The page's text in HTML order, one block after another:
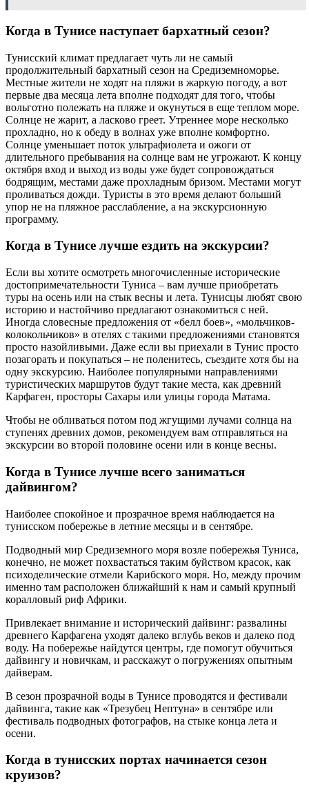
Когда в Тунисе наступает бархатный сезон?
Тунисский климат предлагает чуть ли не самый
продолжительный бархатный сезон на Средиземноморье.
Местные жители не ходят на пляжи в жаркую погоду, а вот
первые два месяца лета вполне подходят для того, чтобы
вольготно полежать на пляже и окунуться в еще теплом море.
Солнце не жарит, а ласково греет. Утреннее море несколько
прохладно, но к обеду в волнах уже вполне комфортно.
Солнце уменьшает поток ультрафиолета и ожоги от
длительного пребывания на солнце вам не угрожают. К концу
октября вход и выход из воды уже будет сопровождаться
бодрящим, местами даже прохладным бризом. Местами могут
проливаться дожди. Туристы в это время делают больший
упор не на пляжное расслабление, а на экскурсионную
программу.
Когда в Тунисе лучше ездить на экскурсии?
Если вы хотите осмотреть многочисленные исторические
достопримечательности Туниса – вам лучше приобретать
туры на осень или на стык весны и лета. Тунисцы любят свою
историю и настойчиво предлагают ознакомиться с ней.
Иногда словесные предложения от «белл боев», «мольчиков-
колокольчиков» в отелях с такими предложениями становятся
просто назойливыми. Даже если вы приехали в Тунис просто
позагорать и покупаться – не поленитесь, съездите хотя бы на
одну экскурсию. Наиболее популярными направлениями
туристических маршрутов будут такие места, как древний
Карфаген, просторы Сахары или улицы города Матама.
Чтобы не обливаться потом под жгущими лучами солнца на
ступенях древних домов, рекомендуем вам отправляться на
экскурсии во второй половине осени или в конце весны.
Когда в Тунисе лучше всего заниматься
дайвингом?
Наиболее спокойное и прозрачное время наблюдается на
тунисском побережье в летние месяцы и в сентябре.
Подводный мир Средиземного моря возле побережья Туниса,
конечно, не может похвастаться таким буйством красок, как
психоделические отмели Карибского моря. Но, между прочим
именно там расположен ближайший к нам и самый крупный
коралловый риф Африки.
Привлекает внимание и исторический дайвинг: развалины
древнего Карфагена уходят далеко вглубь веков и далеко под
воду. На побережье найдутся центры, где помогут обучиться
дайвингу и новичкам, и расскажут о погружениях опытным
дайверам.
В сезон прозрачной воды в Тунисе проводятся и фестивали
дайвинга, такие как «Трезубец Нептуна» в сентябре или
фестиваль подводных фотографов, на стыке конца лета и
осени.
Когда в тунисских портах начинается сезон
круизов?